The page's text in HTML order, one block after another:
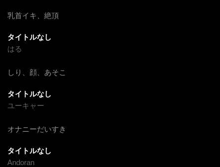
乳首イキ、絶頂
タイトルなし
はる
しり、顔、あそこ
タイトルなし
ユーキャー
オナニーだいすき
タイトルなし
Andoran